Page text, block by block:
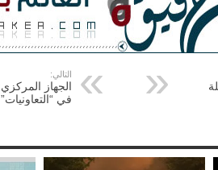
التالي:
في “التعاونيات”